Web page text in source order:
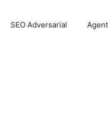
SEO Adversarial